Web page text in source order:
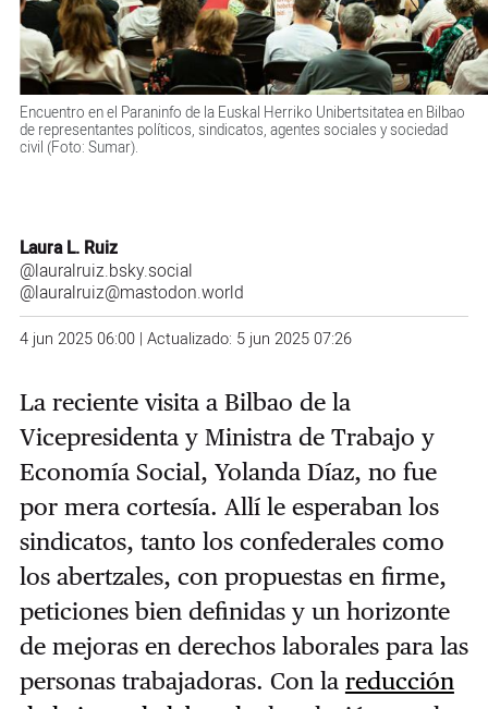
Encuentro en el Paraninfo de la Euskal Herriko Unibertsitatea en Bilbao
de representantes políticos, sindicatos, agentes sociales y sociedad
civil (Foto: Sumar).
Laura L. Ruiz
@lauralruiz.bsky.social
@lauralruiz@mastodon.world
4 jun 2025 06:00 | Actualizado: 5 jun 2025 07:26
La reciente visita a Bilbao de la
Vicepresidenta y Ministra de Trabajo y
Economía Social, Yolanda Díaz, no fue
por mera cortesía. Allí le esperaban los
sindicatos, tanto los confederales como
los abertzales, con propuestas en firme,
peticiones bien definidas y un horizonte
de mejoras en derechos laborales para las
personas trabajadoras. Con la reducción